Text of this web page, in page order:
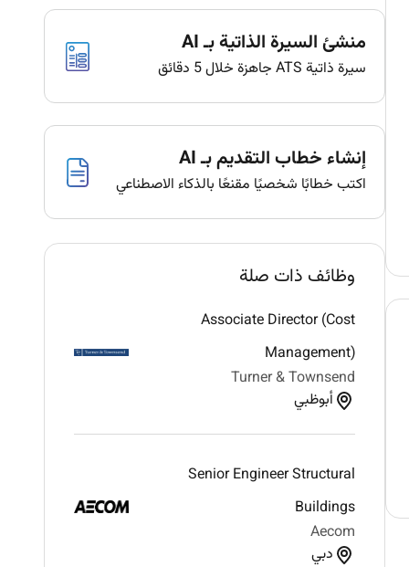
منشئ السيرة الذاتية بـ AI
سيرة ذاتية ATS جاهزة خلال 5 دقائق
إنشاء خطاب التقديم بـ AI
اكتب خطابًا شخصيًا مقنعًا بالذكاء الاصطناعي
وظائف ذات صلة
Associate Director (Cost
Management)
Turner & Townsend
أبوظبي
Senior Engineer Structural
Buildings
Aecom
دبي